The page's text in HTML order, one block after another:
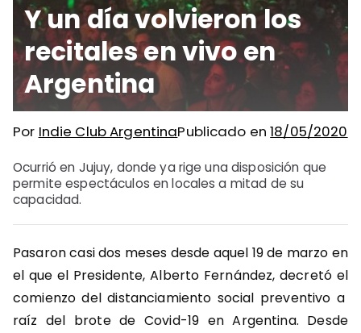
Y un día volvieron los
recitales en vivo en
Argentina
Por Indie Club ArgentinaPublicado en18/05/2020
Ocurrió en Jujuy, donde ya rige una disposición que
permite espectáculos en locales a mitad de su
capacidad.
Pasaron casi dos meses desde aquel 19 de marzo en
el que el Presidente, Alberto Fernández, decretó el
comienzo del distanciamiento social preventivo a
raíz del brote de Covid-19 en Argentina. Desde